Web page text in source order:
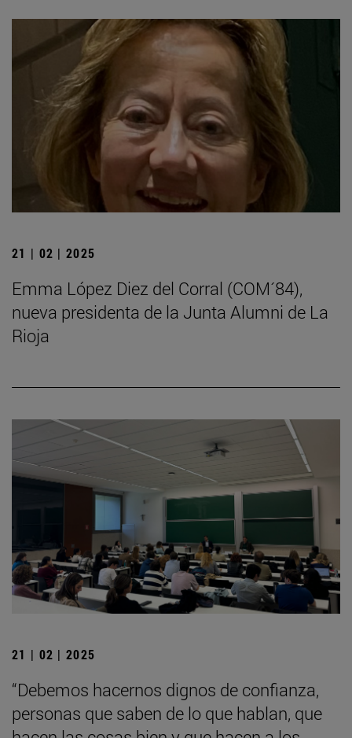
21 | 02 | 2025
Emma López Diez del Corral (COM´84),
nueva presidenta de la Junta Alumni de La
Rioja
21 | 02 | 2025
“Debemos hacernos dignos de confianza,
personas que saben de lo que hablan, que